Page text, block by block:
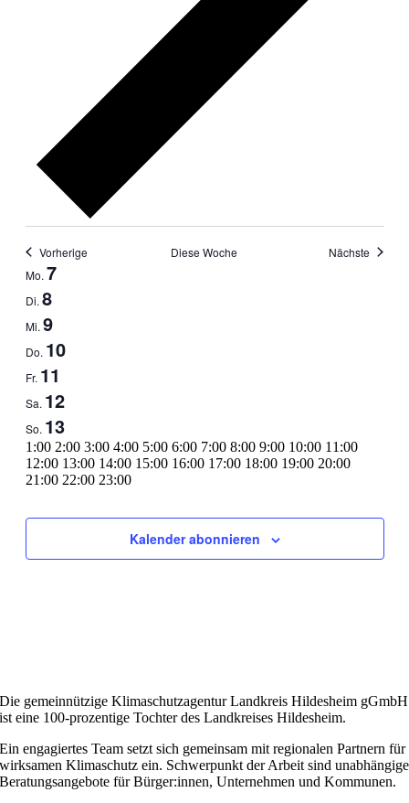
Vorherige Diese Woche Nächste
Woche
von
Veranstaltungen
Mo. 7
Di. 8
Mi. 9
Do. 10
Fr. 11
Sa. 12
So. 13
0:00
1:00 2:00 3:00 4:00 5:00 6:00 7:00 8:00 9:00 10:00 11:00
12:00 13:00 14:00 15:00 16:00 17:00 18:00 19:00 20:00
21:00 22:00 23:000:00
Juli
2025
Tag.
Juli
2025
Tag.
Juli
2025
Tag.
Juli
2025
Tag.
Juli
2025
Tag.
Juli
2025
Tag.
Juli
2025
Tag.
Kalender abonnieren
Die gemeinnützige Klimaschutzagentur Landkreis Hildesheim gGmbH
ist eine 100-prozentige Tochter des Landkreises Hildesheim.
Ein engagiertes Team setzt sich gemeinsam mit regionalen Partnern für
wirksamen Klimaschutz ein. Schwerpunkt der Arbeit sind unabhängige
Beratungsangebote für Bürger:innen, Unternehmen und Kommunen.